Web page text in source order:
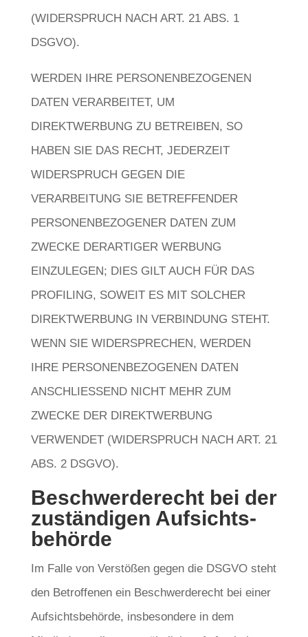
(WIDERSPRUCH NACH ART. 21 ABS. 1
DSGVO).
WERDEN IHRE PERSONENBEZOGENEN
DATEN VERARBEITET, UM
DIREKTWERBUNG ZU BETREIBEN, SO
HABEN SIE DAS RECHT, JEDERZEIT
WIDERSPRUCH GEGEN DIE
VERARBEITUNG SIE BETREFFENDER
PERSONENBEZOGENER DATEN ZUM
ZWECKE DERARTIGER WERBUNG
EINZULEGEN; DIES GILT AUCH FÜR DAS
PROFILING, SOWEIT ES MIT SOLCHER
DIREKTWERBUNG IN VERBINDUNG STEHT.
WENN SIE WIDERSPRECHEN, WERDEN
IHRE PERSONENBEZOGENEN DATEN
ANSCHLIESSEND NICHT MEHR ZUM
ZWECKE DER DIREKTWERBUNG
VERWENDET (WIDERSPRUCH NACH ART. 21
ABS. 2 DSGVO).
Beschwerde­recht bei der
zuständigen Aufsichts­
behörde
Im Falle von Verstößen gegen die DSGVO steht
den Betroffenen ein Beschwerderecht bei einer
Aufsichtsbehörde, insbesondere in dem